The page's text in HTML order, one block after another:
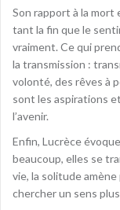
Son rapport à la mort
tant la fin que le
vraiment. Ce qui
la transmission :
volonté, des rêves à
sont les aspirations
l’avenir.
Enfin, Lucrèce
beaucoup, elles se
vie, la solitude
chercher un sens